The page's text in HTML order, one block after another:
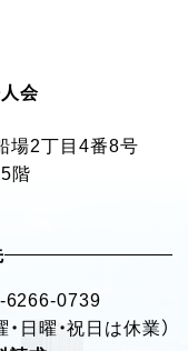
会
場2丁目4番8号
階
6266-0739
日曜・祝日は休業）